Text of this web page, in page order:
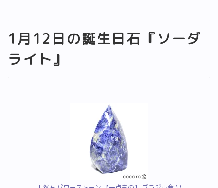
1月12日の誕生日石『ソーダ
ライト』